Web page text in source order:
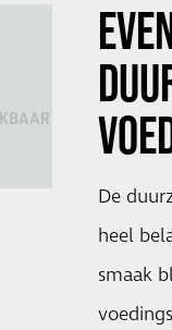
De
heel
smaak